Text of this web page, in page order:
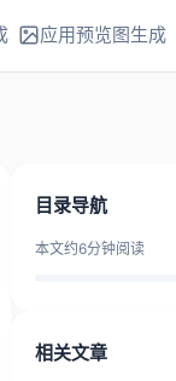
应用预览图生成
目录导航
本文约6分钟阅读
相关文章